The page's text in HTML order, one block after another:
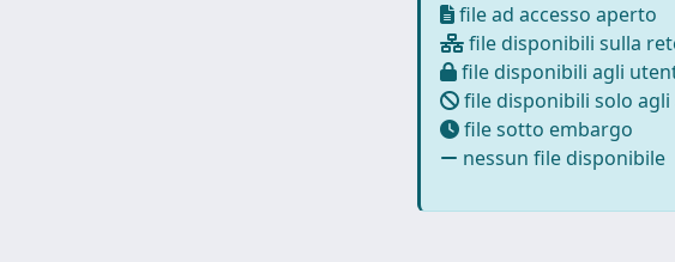
file ad accesso aperto
file disponibili sulla
file disponibili agli
file disponibili solo
file sotto embargo
nessun file disponibile